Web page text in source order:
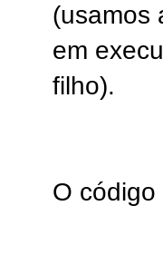
(usamos
em
filho).
O